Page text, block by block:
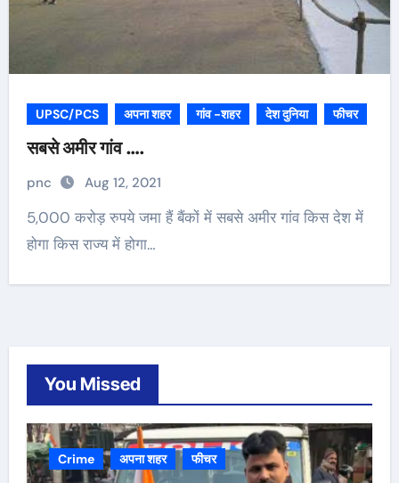
UPSC/PCS अपना शहर गांव -शहर देश दुनिया फीचर
सबसे अमीर गांव ….
pnc Aug 12, 2021
5,000 करोड़ रुपये जमा हैं बैंकों में सबसे अमीर गांव किस देश में
होगा किस राज्य में होगा…
You Missed
Crime अपना शहर फीचर